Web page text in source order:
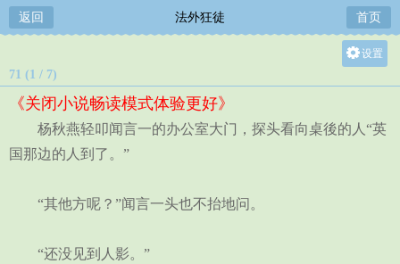
返回 法外狂徒 首页
设置
中
71 (1 / 7)
《关闭小说畅读模式体验更好》
杨秋燕轻叩闻言一的办公室大门，探头看向桌後的人“英
国那边的人到了。”
“其他方呢？”闻言一头也不抬地问。
“还没见到人影。”